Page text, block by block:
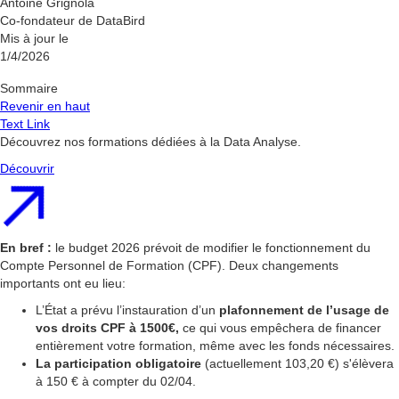
Co-fondateur de DataBird
Mis à jour le
1/4/2026
Sommaire
Revenir en haut
Text Link
Découvrez nos formations dédiées à la Data Analyse.
Découvrir
En bref : le budget 2026 prévoit de modifier le fonctionnement du
Compte Personnel de Formation (CPF). Deux changements
importants ont eu lieu:
L’État a prévu l’instauration d’un plafonnement de l’usage de
vos droits CPF à 1500€, ce qui vous empêchera de financer
entièrement votre formation, même avec les fonds nécessaires.
La participation obligatoire (actuellement 103,20 €) s'élèvera
à 150 € à compter du 02/04.